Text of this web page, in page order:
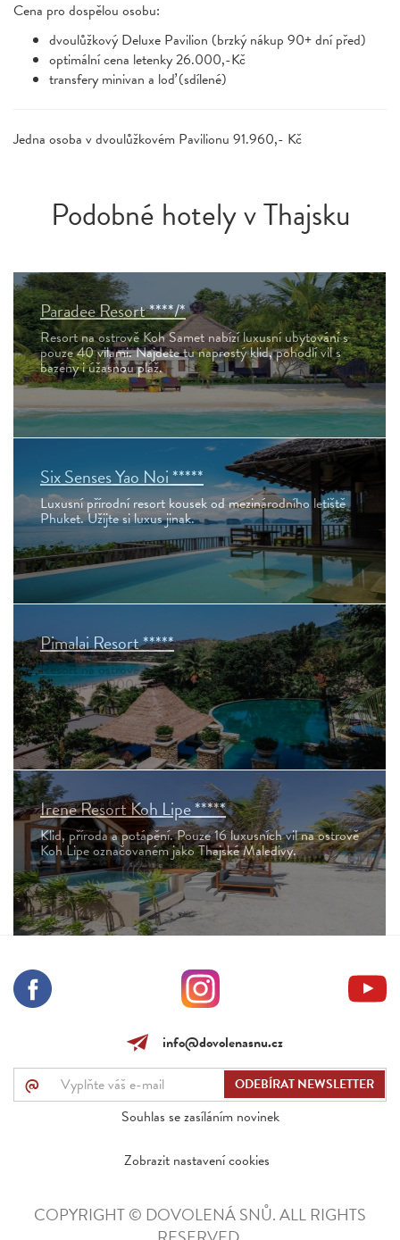
Cena pro dospělou osobu:
dvoulůžkový Deluxe Pavilion (brzký nákup 90+ dní před)
optimální cena letenky 26.000,-Kč
transfery minivan a loď (sdílené)
Jedna osoba v dvoulůžkovém Pavilionu 91.960,- Kč
Podobné hotely v Thajsku
Paradee Resort ****/*
Resort na ostrově Koh Samet nabízí luxusní ubytování s
pouze 40 vilami. Najdete tu naprostý klid, pohodlí vil s
bazény i úžasnou pláž.
Six Senses Yao Noi *****
Luxusní přírodní resort kousek od mezinárodního letiště
Phuket. Užijte si luxus jinak.
Pimalai Resort *****
Resort na ostrově Koh Lanta, kde tropický deštný prales
navazuje na 900m dlouhou pláž.
Irene Resort Koh Lipe *****
Klid, příroda a potápění. Pouze 16 luxusních vil na ostrově
Koh Lipe označovaném jako Thajské Maledivy.
info@dovolenasnu.cz
@
Souhlas se zasíláním novinek
Zobrazit nastavení cookies
COPYRIGHT © DOVOLENÁ SNŮ. ALL RIGHTS